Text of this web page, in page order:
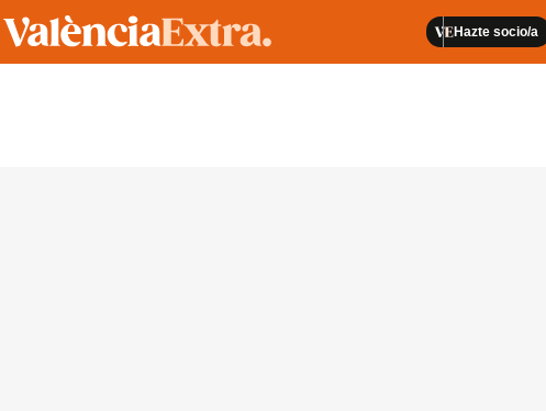
Hazte socio/a